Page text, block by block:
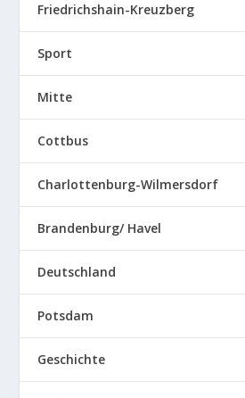
Friedrichshain-Kreuzberg
Sport
Mitte
Cottbus
Charlottenburg-Wilmersdorf
Brandenburg/ Havel
Deutschland
Potsdam
Geschichte